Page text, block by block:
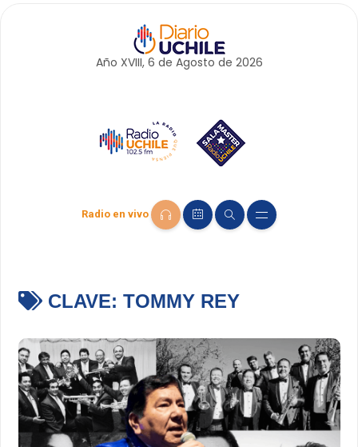
Año XVIII, 6 de Agosto de 2026
Radio en vivo
CLAVE: TOMMY REY